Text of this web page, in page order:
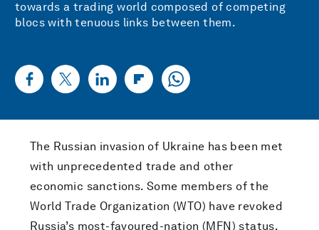
towards a trading world composed of competing
blocs with tenuous links between them.
The Russian invasion of Ukraine has been met
with unprecedented trade and other
economic sanctions. Some members of the
World Trade Organization (WTO) have revoked
Russia’s most-favoured-nation (MFN) status,